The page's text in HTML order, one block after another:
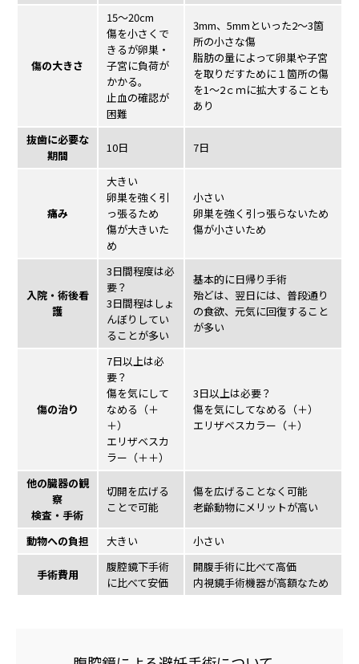
傷の大きさ
15～20cm
傷を小さくで
きるが卵巣・
子宮に負荷が
かかる。
止血の確認が
困難
3mm、5mmといった2～3箇
所の小さな傷
脂肪の量によって卵巣や子宮
を取りだすために１箇所の傷
を1～2ｃｍに拡大することも
あり
抜歯に必要な
期間
10日 7日
痛み
大きい
卵巣を強く引
っ張るため
傷が大きいた
め
小さい
卵巣を強く引っ張らないため
傷が小さいため
入院・術後看
護
3日間程度は必
要？
3日間程はしょ
んぼりしてい
ることが多い
基本的に日帰り手術
殆どは、翌日には、普段通り
の食欲、元気に回復すること
が多い
傷の治り
7日以上は必
要？
傷を気にして
なめる（＋
＋）
エリザベスカ
ラー（＋＋）
3日以上は必要？
傷を気にしてなめる（＋）
エリザベスカラー（＋）
他の臓器の観
察
検査・手術
切開を広げる
ことで可能
傷を広げることなく可能
老齢動物にメリットが高い
動物への負担 大きい 小さい
手術費用
腹腔鏡下手術
に比べて安価
開腹手術に比べて高価
内視鏡手術機器が高額なため